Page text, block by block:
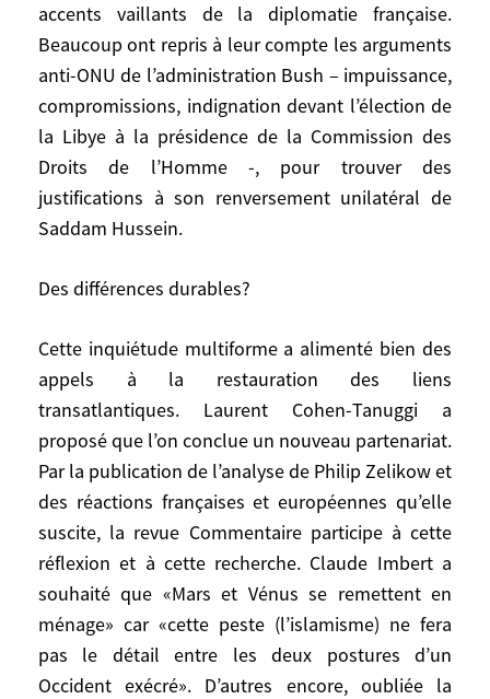
accents vaillants de la diplomatie française.
Beaucoup ont repris à leur compte les arguments
anti-ONU de l’administration Bush – impuissance,
compromissions, indignation devant l’élection de
la Libye à la présidence de la Commission des
Droits de l’Homme -, pour trouver des
justifications à son renversement unilatéral de
Saddam Hussein.
Des différences durables?
Cette inquiétude multiforme a alimenté bien des
appels à la restauration des liens
transatlantiques. Laurent Cohen-Tanuggi a
proposé que l’on conclue un nouveau partenariat.
Par la publication de l’analyse de Philip Zelikow et
des réactions françaises et européennes qu’elle
suscite, la revue Commentaire participe à cette
réflexion et à cette recherche. Claude Imbert a
souhaité que «Mars et Vénus se remettent en
ménage» car «cette peste (l’islamisme) ne fera
pas le détail entre les deux postures d’un
Occident exécré». D’autres encore, oubliée la
ceux de Bush, ne se discuterait pas parce
que nous serions dans le même camp,
celui de la civilisation cernée par la
barbarie, menacée par «le» terrorisme et
«la» haine, évidemment islamistes même si
cela n’est pas toujours précisé. C’est ce
que nous ont dit, chacun dans son style
André Glucksman, Alexandre Adler
pendant un temps, Alain Finkelkraut qui
globale de l’antisémitisme, Bernard Henri
Dans leur majorité, les éditoriaux dans les
grands médias français ont plus traduit
cette tonalité soucieuse que les accents
vaillants de la diplomatie française.
Beaucoup ont repris à leur compte les
arguments anti-ONU de l’administration
Bush – impuissance, compromissions,
indignation devant l’élection de la Libye à
la présidence de la Commission des Droits
de l’Homme -, pour trouver des
justifications à son renversement
unilatéral de Saddam Hussein.